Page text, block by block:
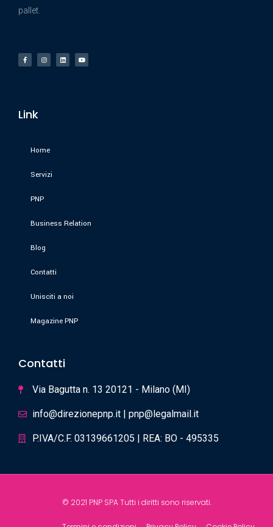
pallet.
Link
Home
Servizi
PNP
Business Relation
Blog
Contatti
Unisciti a noi
Magazine PNP
Contatti
Via Bagutta n. 13 20121 - Milano (MI)
info@direzionepnp.it | pnp@legalmail.it
P.IVA/C.F. 03139661205 | REA: BO - 495335
© 2021 PNP SPA Tutti i diritti sono riservati.